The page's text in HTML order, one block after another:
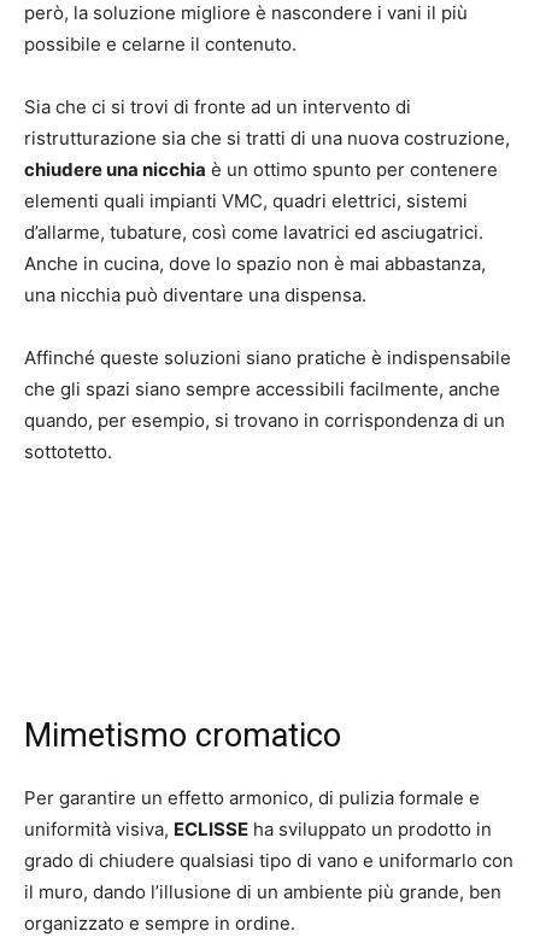
però, la soluzione migliore è nascondere i vani il più
possibile e celarne il contenuto.
Sia che ci si trovi di fronte ad un intervento di
ristrutturazione sia che si tratti di una nuova costruzione,
chiudere una nicchia è un ottimo spunto per contenere
elementi quali impianti VMC, quadri elettrici, sistemi
d’allarme, tubature, così come lavatrici ed asciugatrici.
Anche in cucina, dove lo spazio non è mai abbastanza,
una nicchia può diventare una dispensa.
Affinché queste soluzioni siano pratiche è indispensabile
che gli spazi siano sempre accessibili facilmente, anche
quando, per esempio, si trovano in corrispondenza di un
sottotetto.
Mimetismo cromatico
Per garantire un effetto armonico, di pulizia formale e
uniformità visiva, ECLISSE ha sviluppato un prodotto in
grado di chiudere qualsiasi tipo di vano e uniformarlo con
il muro, dando l’illusione di un ambiente più grande, ben
organizzato e sempre in ordine.